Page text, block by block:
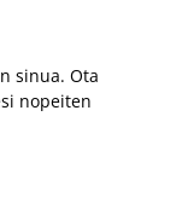
sinua. Ota
nopeiten